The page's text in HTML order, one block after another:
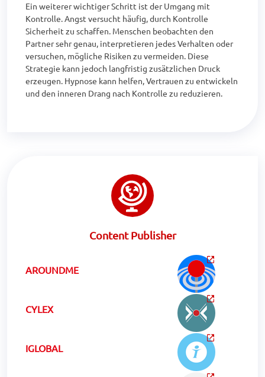
Ein weiterer wichtiger Schritt ist der Umgang mit
Kontrolle. Angst versucht häufig, durch Kontrolle
Sicherheit zu schaffen. Menschen beobachten den
Partner sehr genau, interpretieren jedes Verhalten oder
versuchen, mögliche Risiken zu vermeiden. Diese
Strategie kann jedoch langfristig zusätzlichen Druck
erzeugen. Hypnose kann helfen, Vertrauen zu entwickeln
und den inneren Drang nach Kontrolle zu reduzieren.
Content Publisher
AROUNDME
CYLEX
IGLOBAL